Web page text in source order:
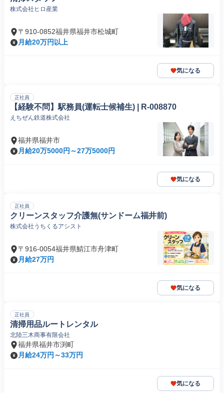
株式会社ヒロ産業
〒910-0852福井県福井市松城町
月給20万円以上
気になる
正社員
【経験不問】駅務員(運転士候補生) | R-008870
えちぜん鉄道株式会社
福井県福井市
月給20万5000円～27万5000円
気になる
正社員
クリーンスタッフ介護無(サンドーム福井前)
株式会社うちくるアシスト
〒916-0054福井県鯖江市舟津町
月給27万円
気になる
正社員
清掃用品ルートレンタル
北陸三木商事有限会社
福井県福井市渕町
月給24万円～33万円
気になる